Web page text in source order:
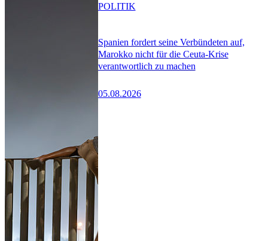
Spanien fordert seine Verbündeten auf,
Marokko nicht für die Ceuta-Krise
verantwortlich zu machen
05.08.2026
POLITIK